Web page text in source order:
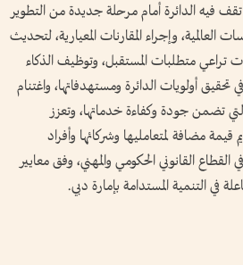
2025)، والذي تقف فيه الدائرة أمام مرحلة جديدة من التطوير
العالمية، وإجراء المقارنات المعيارية، لتحديث
تراعي متطلبات المستقبل، وتوظيف الذكاء
تحقيق أولويات الدائرة ومستهدفاتها، واغتنام
تضمن جودة وكفاءة خدماتها، وتعزز
قيمة مضافة لمتعامليها وشركائها وأفراد
القانوني الحكومي والمهني، وفق معايير
في التنمية المستدامة بإمارة دبي.